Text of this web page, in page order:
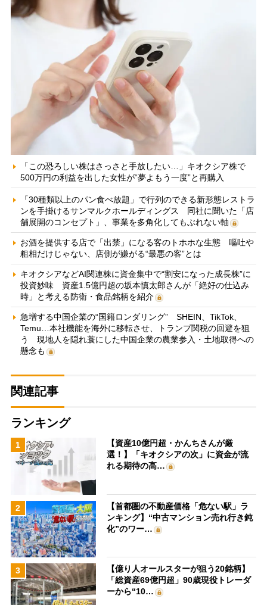
「この恐ろしい株はさっさと手放したい…」キオクシア株で
500万円の利益を出した女性が“夢よもう一度”と再購入
「30種類以上のパン食べ放題」で行列のできる新形態レストラ
ンを手掛けるサンマルクホールディングス 同社に聞いた「店
舗展開のコンセプト」、事業を多角化してもぶれない軸
お酒を提供する店で「出禁」になる客のトホホな生態 嘔吐や
粗相だけじゃない、店側が嫌がる“最悪の客”とは
キオクシアなどAI関連株に資金集中で“割安になった成長株”に
投資妙味 資産1.5億円超の坂本慎太郎さんが「絶好の仕込み
時」と考える防衛・食品銘柄を紹介
急増する中国企業の“国籍ロンダリング” SHEIN、TikTok、
Temu…本社機能を海外に移転させ、トランプ関税の回避を狙
う 現地人を隠れ蓑にした中国企業の農業参入・土地取得への
懸念も
関連記事
ランキング
1
【資産10億円超・かんちさんが厳
選！】「キオクシアの次」に資金が流
れる期待の高…
2
【首都圏の不動産価格「危ない駅」ラ
ンキング】“中古マンション売れ行き鈍
化”のワー…
3
【億り人オールスターが狙う20銘柄】
「総資産69億円超」90歳現役トレーダ
ーから“10…